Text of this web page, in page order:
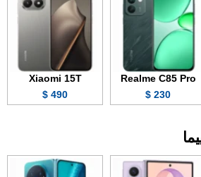
Realme C85 Pro
230 $
Xiaomi 15T
490 $